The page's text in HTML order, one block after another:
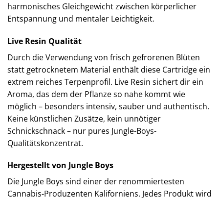
harmonisches Gleichgewicht zwischen körperlicher
Entspannung und mentaler Leichtigkeit.
Live Resin Qualität
Durch die Verwendung von frisch gefrorenen Blüten
statt getrocknetem Material enthält diese Cartridge ein
extrem reiches Terpenprofil. Live Resin sichert dir ein
Aroma, das dem der Pflanze so nahe kommt wie
möglich – besonders intensiv, sauber und authentisch.
Keine künstlichen Zusätze, kein unnötiger
Schnickschnack – nur pures Jungle-Boys-
Qualitätskonzentrat.
Hergestellt von Jungle Boys
Die Jungle Boys sind einer der renommiertesten
Cannabis-Produzenten Kaliforniens. Jedes Produkt wird